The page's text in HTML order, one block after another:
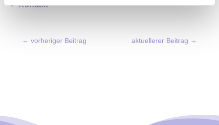
Kontakt
← vorheriger Beitrag aktuellerer Beitrag →